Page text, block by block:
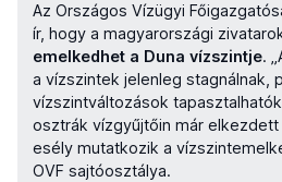
Az Országos Vízügyi
ír, hogy a magyarországi
emelkedhet a Duna vízszintje.
a vízszintek jelenleg stagnálnak,
vízszintváltozások
osztrák vízgyűjtőin már
esély mutatkozik a
OVF sajtóosztálya.